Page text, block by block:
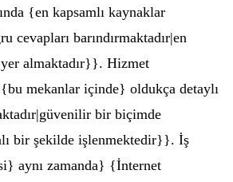
{en kapsamlı kaynaklar
cevapları barındırmaktadır|en
almaktadır}}. Hizmet
mekanlar içinde} oldukça detaylı
bir biçimde
bir şekilde işlenmektedir}}. İş
aynı zamanda} {İnternet